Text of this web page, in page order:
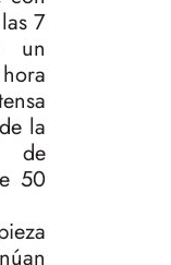
7
un
la
de
50